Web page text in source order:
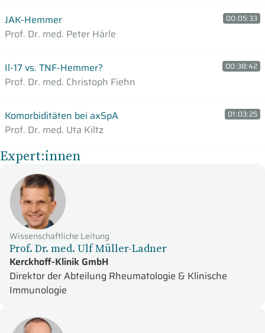
JAK-Hemmer
Prof. Dr. med. Peter Härle
00:05:33
Il-17 vs. TNF-Hemmer?
Prof. Dr. med. Christoph Fiehn
00:38:42
Komorbiditäten bei axSpA
Prof. Dr. med. Uta Kiltz
01:03:25
Expert:innen
Wissenschaftliche Leitung
Prof. Dr. med. Ulf Müller-Ladner
Kerckhoff-Klinik GmbH
Direktor der Abteilung Rheumatologie & Klinische
Immunologie